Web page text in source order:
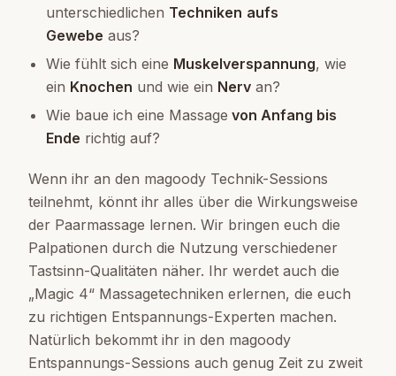
unterschiedlichen Techniken aufs
Gewebe aus?
Wie fühlt sich eine Muskelverspannung, wie
ein Knochen und wie ein Nerv an?
Wie baue ich eine Massage von Anfang bis
Ende richtig auf?
Wenn ihr an den magoody Technik-Sessions
teilnehmt, könnt ihr alles über die Wirkungsweise
der Paarmassage lernen. Wir bringen euch die
Palpationen durch die Nutzung verschiedener
Tastsinn-Qualitäten näher. Ihr werdet auch die
„Magic 4“ Massagetechniken erlernen, die euch
zu richtigen Entspannungs-Experten machen.
Natürlich bekommt ihr in den magoody
Entspannungs-Sessions auch genug Zeit zu zweit